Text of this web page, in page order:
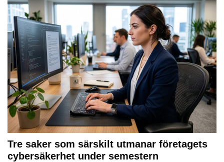
Tre saker som särskilt utmanar företagets
cybersäkerhet under semestern